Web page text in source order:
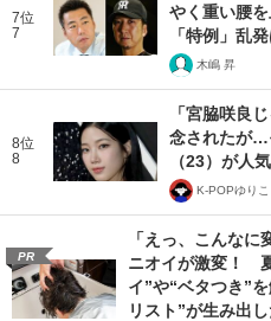
7位
7
やく重い腰
「特例」乱
木嶋 昇
8位
8
「宮脇咲良
念されたが…
（23）が人
K-POPゆりこ
PR
「えっ、こんな
ニオイが激変！
イ”や“ベタつき”
リスト”が生み出